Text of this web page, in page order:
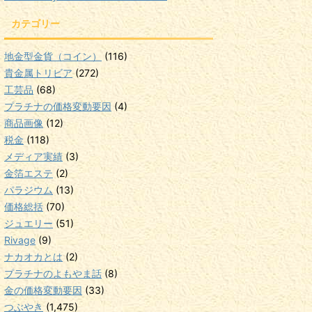
カテゴリー
地金型金貨（コイン）
(116)
貴金属トリビア(272)
工芸品 (68)
プラチナの価格変動要因 (4)
商品画像 (12)
税金 (118)
メディア実績 (3)
金箔エステ (2)
パラジウム (13)
価格総括 (70)
ジュエリー (51)
Rivage (9)
ナカオカとは(2)
プラチナのよもやま話 (8)
金の価格変動要因 (33)
つぶやき (1,475)